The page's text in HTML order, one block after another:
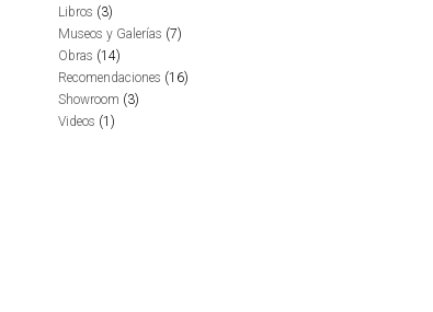
Libros (3)
Museos y Galerías (7)
Obras (14)
Recomendaciones (16)
Showroom (3)
Videos (1)